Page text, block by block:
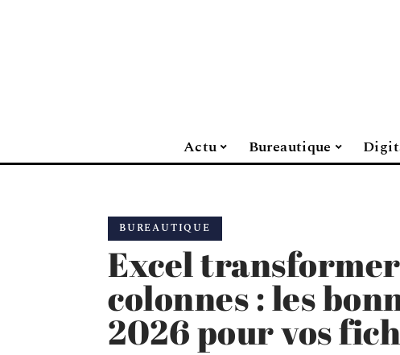
Actu Bureautique
BUREAUTIQUE
Excel
colonnes : les
2026 pour vos